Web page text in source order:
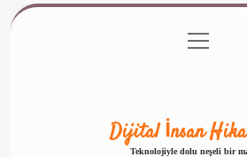
Gizlilik Politikası
menüyü
aç
Dijital İnsan
Teknolojiyle dolu neşeli bir